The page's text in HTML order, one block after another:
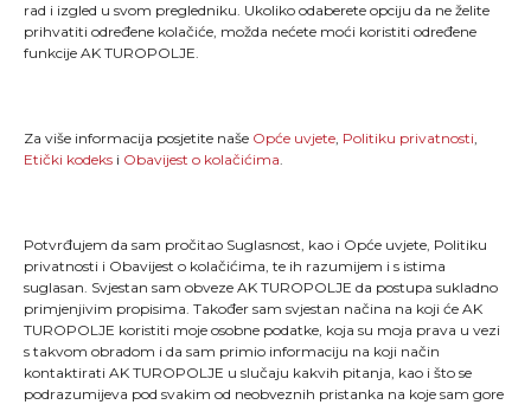
rad i izgled u svom pregledniku. Ukoliko odaberete opciju da ne želite
prihvatiti određene kolačiće, možda nećete moći koristiti određene
funkcije AK TUROPOLJE.
Za više informacija posjetite naše Opće uvjete, Politiku privatnosti,
Etički kodeks i Obavijest o kolačićima.
Potvrđujem da sam pročitao Suglasnost, kao i Opće uvjete, Politiku
privatnosti i Obavijest o kolačićima, te ih razumijem i s istima
suglasan. Svjestan sam obveze AK TUROPOLJE da postupa sukladno
primjenjivim propisima. Također sam svjestan načina na koji će AK
TUROPOLJE koristiti moje osobne podatke, koja su moja prava u vezi
s takvom obradom i da sam primio informaciju na koji način
kontaktirati AK TUROPOLJE u slučaju kakvih pitanja, kao i što se
podrazumijeva pod svakim od neobveznih pristanka na koje sam gore
"Kao što svaki trkač zna, trčanje je više od pukog
stavljanja jedne noge ispred druge; ono je način života
i dio onoga što jesmo."
MENU
TLTT
O nama
Turopoljski trail
Kontakt
OPĆI UVJETI